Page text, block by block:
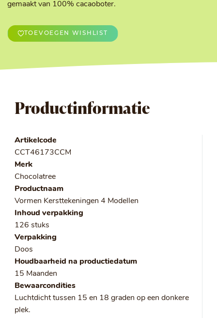
gemaakt van 100% cacaoboter.
TOEVOEGEN WISHLIST
Productinformatie
Artikelcode
CCT46173CCM
Merk
Chocolatree
Productnaam
Vormen Kersttekeningen 4 Modellen
Inhoud verpakking
126 stuks
Verpakking
Doos
Houdbaarheid na productiedatum
15 Maanden
Bewaarcondities
Luchtdicht tussen 15 en 18 graden op een donkere
plek.